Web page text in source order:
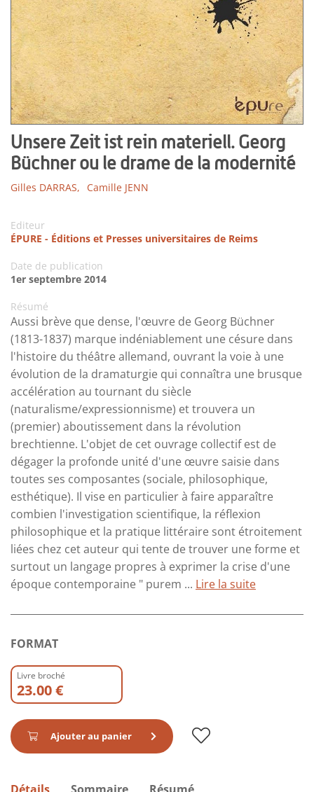
Unsere Zeit ist rein materiell. Georg
Büchner ou le drame de la modernité
Gilles DARRAS, Camille JENN
Editeur
ÉPURE - Éditions et Presses universitaires de Reims
Date de publication
1er septembre 2014
Résumé
Aussi brève que dense, l'œuvre de Georg Büchner
(1813-1837) marque indéniablement une césure dans
l'histoire du théâtre allemand, ouvrant la voie à une
évolution de la dramaturgie qui connaîtra une brusque
accélération au tournant du siècle
(naturalisme/expressionnisme) et trouvera un
(premier) aboutissement dans la révolution
brechtienne. L'objet de cet ouvrage collectif est de
dégager la profonde unité d'une œuvre saisie dans
toutes ses composantes (sociale, philosophique,
esthétique). Il vise en particulier à faire apparaître
combien l'investigation scientifique, la réflexion
philosophique et la pratique littéraire sont étroitement
liées chez cet auteur qui tente de trouver une forme et
surtout un langage propres à exprimer la crise d'une
époque contemporaine " purem ... Lire la suite
FORMAT
Livre broché
23.00 €
Ajouter au panier